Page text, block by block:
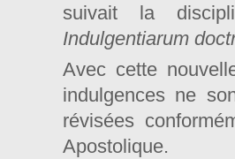
suivait la
Indulgentiarum
Avec cette
indulgences ne
révisées
Apostolique.